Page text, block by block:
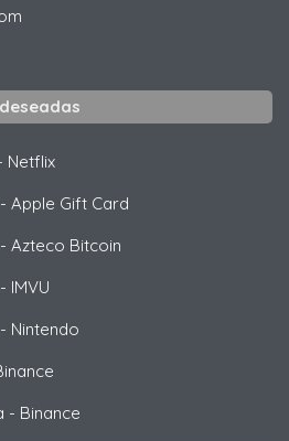
Netflix
- Apple Gift Card
- Azteco Bitcoin
- IMVU
- Nintendo
- Binance